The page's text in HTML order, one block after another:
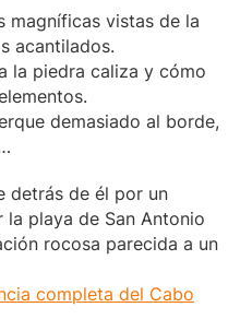
magníficas vistas de la
acantilados.
la piedra caliza y cómo
demasiado al borde,
detrás de él por un
la playa de San Antonio
rocosa parecida a un
completa del Cabo